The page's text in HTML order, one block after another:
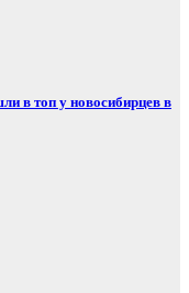
в топ у новосибирцев в